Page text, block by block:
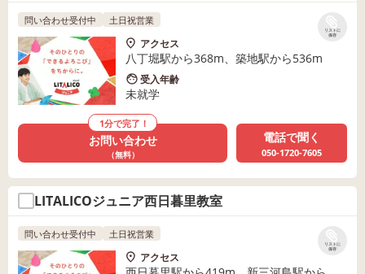
リストに
保存
問い合わせ受付中 土日祝営業
アクセス
八丁堀駅から368m、築地駅から536m
受入年齢
未就学
1分で完了！
お問い合わせ
（無料）
電話で聞く
050-1720-7605
LITALICOジュニア西日暮里教室
リストに
保存
問い合わせ受付中 土日祝営業
アクセス